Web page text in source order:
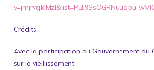
Crédits :
Avec la participation du Gouvernement du
sur le vieillissement.